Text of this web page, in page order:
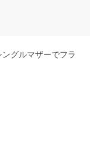
グルマザーでフラ